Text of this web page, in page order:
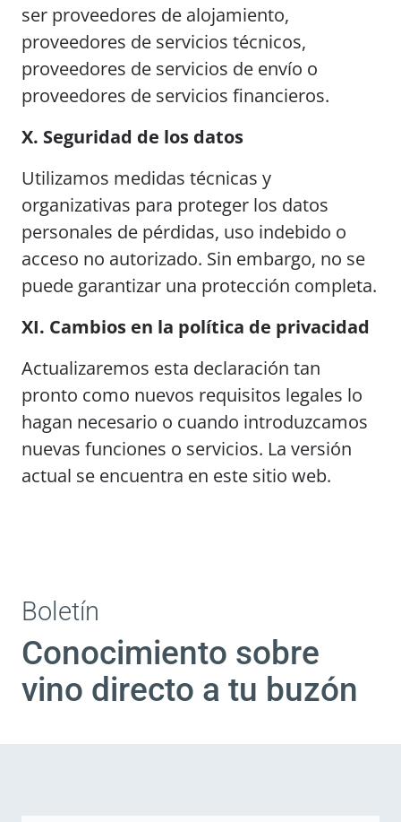
ser proveedores de alojamiento,
proveedores de servicios técnicos,
proveedores de servicios de envío o
proveedores de servicios financieros.
X. Seguridad de los datos
Utilizamos medidas técnicas y
organizativas para proteger los datos
personales de pérdidas, uso indebido o
acceso no autorizado. Sin embargo, no se
puede garantizar una protección completa.
XI. Cambios en la política de privacidad
Actualizaremos esta declaración tan
pronto como nuevos requisitos legales lo
hagan necesario o cuando introduzcamos
nuevas funciones o servicios. La versión
actual se encuentra en este sitio web.
Boletín
Conocimiento sobre
vino directo a tu buzón